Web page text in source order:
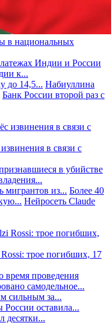
в национальных
Индии и России
к...
до 14,5... Набиуллина
Банк России второй раз с
в связи с
в убийстве
мигрантов из... Более 40
Нейросеть Claude
трое погибших, 17
время проведения
самодельное...
сильным за...
оставила...
десятки...